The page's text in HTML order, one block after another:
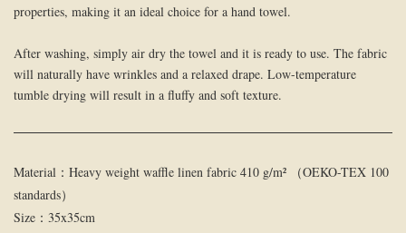
properties, making it an ideal choice for a hand towel.
After washing, simply air dry the towel and it is ready to use. The fabric
will naturally have wrinkles and a relaxed drape. Low-temperature
tumble drying will result in a fluffy and soft texture.
Material：Heavy weight waffle linen fabric 410 g/m² （OEKO-TEX 100
standards）
Size：35x35cm